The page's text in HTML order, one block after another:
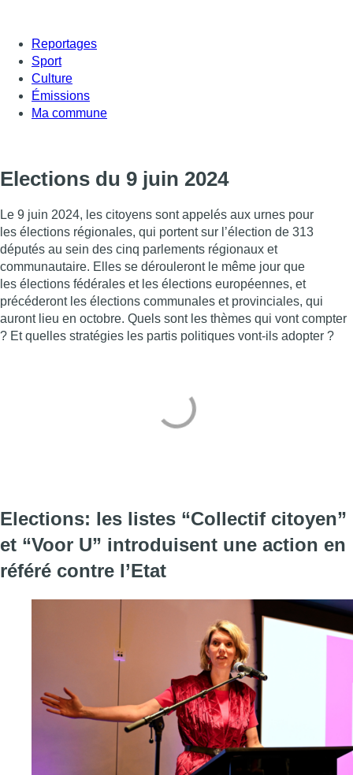
Reportages
Sport
Culture
Émissions
Ma commune
Elections du 9 juin 2024
Le 9 juin 2024, les citoyens sont appelés aux urnes pour
les élections régionales, qui portent sur l’élection de 313
députés au sein des cinq parlements régionaux et
communautaire. Elles se dérouleront le même jour que
les élections fédérales et les élections européennes, et
précéderont les élections communales et provinciales, qui
auront lieu en octobre. Quels sont les thèmes qui vont compter
? Et quelles stratégies les partis politiques vont-ils adopter ?
Elections: les listes “Collectif citoyen”
et “Voor U” introduisent une action en
référé contre l’Etat